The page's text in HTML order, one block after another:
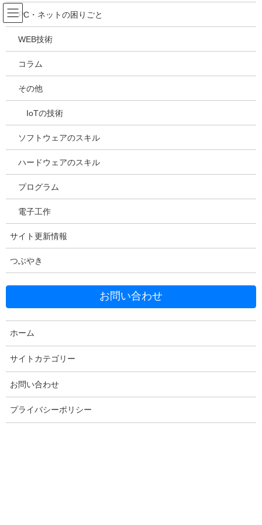
コ
ン
テ
ツ
ス
ッ
ナ
ビ
ゲ
シ
ン
移
吉川万能ＩＴ研究所
メディア
HOME
2021年5月14日
20210514115722
Facebook
Threads
PC・ネットの困りごと
WEB技術
コラム
その他
IoTの技術
ソフトウェアのスキル
ハードウェアのスキル
プログラム
電子工作
サイト更新情報
つぶやき
お問い合わせ
ホーム
サイトカテゴリー
お問い合わせ
プライバシーポリシー